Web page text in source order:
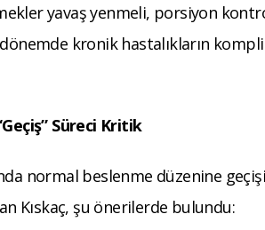
yavaş yenmeli, porsiyon
kronik hastalıkların
Süreci Kritik
normal beslenme düzenine
Kıskaç, şu önerilerde bulundu: